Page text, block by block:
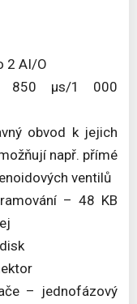
2 AI/O
850 μs/1 000
obvod k jejich
např. přímé
ventilů
– 48 KB
– jednofázový